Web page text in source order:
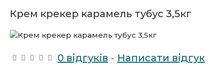
Крем крекер карамель тубус 3,5кг
0 відгуків - Написати відгук